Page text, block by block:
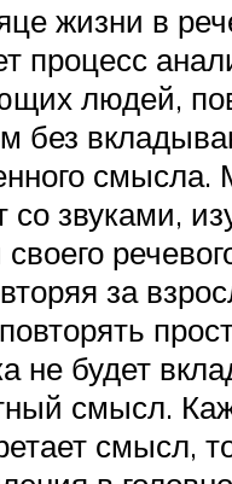
жизни в
процесс
людей,
без
со звуками,
за
не будет
смысл.
смысл,